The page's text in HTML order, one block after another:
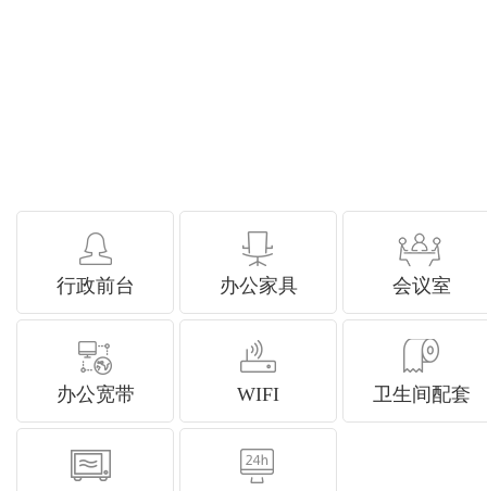
行政前台 办公家具 会议室
办公宽带 WIFI 卫生间配套